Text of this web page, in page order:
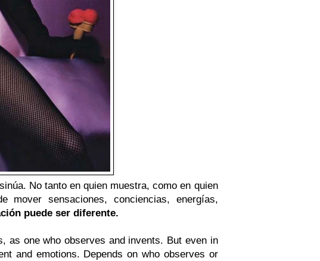
No tanto en quien muestra, como en quien
sensaciones, conciencias, energías,
puede ser diferente.
as one who observes and invents. But even in
and emotions. Depends on who observes or